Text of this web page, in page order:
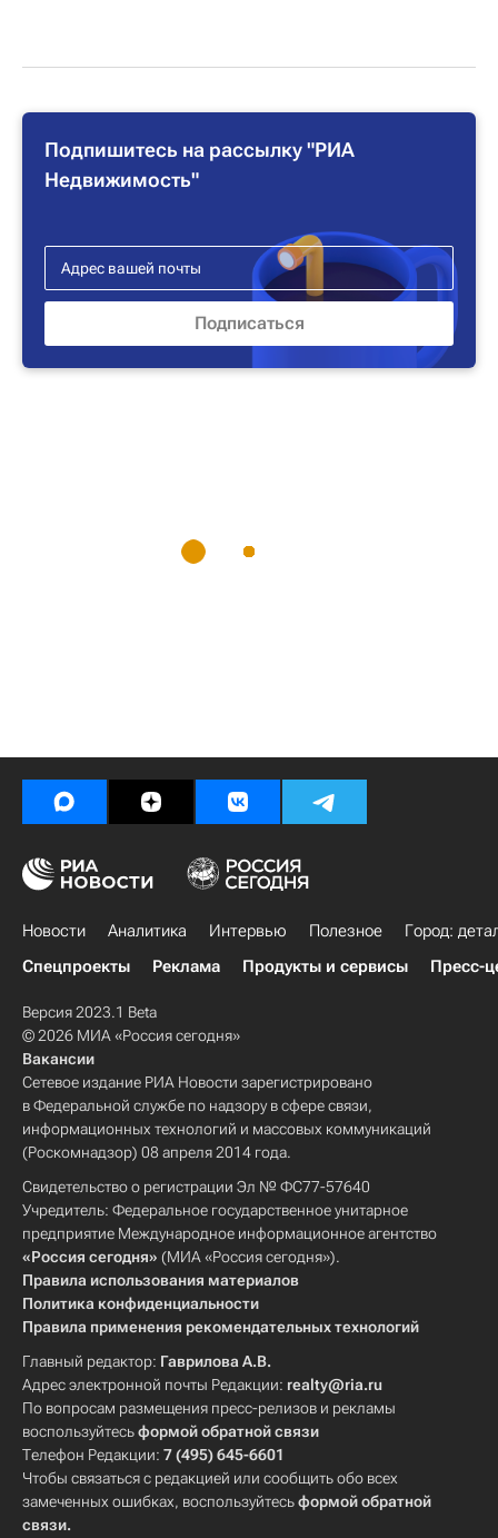
Подпишитесь на рассылку "РИА
Недвижимость"
Новости Аналитика Интервью Полезное
Город:
Спецпроекты
Реклама Продукты и сервисы Пресс-
Версия 2023.1 Beta
© 2026 МИА «Россия сегодня»
Вакансии
Сетевое издание РИА Новости зарегистрировано
в Федеральной службе по надзору в сфере связи,
информационных технологий и массовых коммуникаций
(Роскомнадзор) 08 апреля 2014 года.
Свидетельство о регистрации Эл № ФС77-57640
Учредитель: Федеральное государственное унитарное
предприятие Международное информационное агентство
«Россия сегодня» (МИА «Россия сегодня»).
Правила использования материалов
Политика конфиденциальности
Правила применения рекомендательных технологий
Главный редактор: Гаврилова А.В.
Адрес электронной почты Редакции: realty@ria.ru
По вопросам размещения пресс-релизов и рекламы
воспользуйтесьформой обратной связи
Телефон Редакции: 7 (495) 645-6601
Чтобы связаться с редакцией или сообщить обо всех
замеченных ошибках, воспользуйтесьформой обратной
связи.